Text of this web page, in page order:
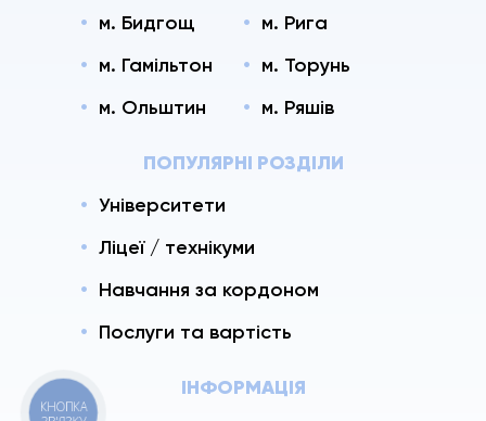
м. Бидгощ
м. Рига
м. Гамільтон
м. Торунь
м. Ольштин
м. Ряшів
ПОПУЛЯРНІ РОЗДІЛИ
Університети
Ліцеї / технікуми
Навчання за кордоном
Послуги та вартість
ІНФОРМАЦІЯ
КНОПКА